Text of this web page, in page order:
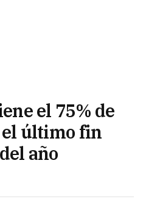
el 75% de
el último fin
año